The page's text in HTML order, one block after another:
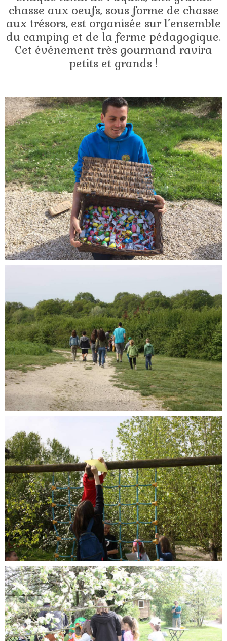
chasse aux oeufs, sous forme de chasse
aux trésors, est organisée sur l’ensemble
du camping et de la ferme pédagogique.
Cet événement très gourmand ravira
petits et grands !